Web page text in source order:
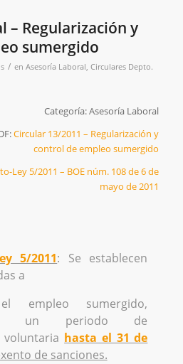
– Regularización y
sumergido
/ en Asesoría Laboral, Circulares Depto.
Categoría: Asesoría Laboral
Circular 13/2011 – Regularización y
control de empleo sumergido
Ley 5/2011 – BOE núm. 108 de 6 de
mayo de 2011
5/2011: Se establecen
a
el empleo sumergido,
un periodo de
voluntaria hasta el 31 de
de sanciones.